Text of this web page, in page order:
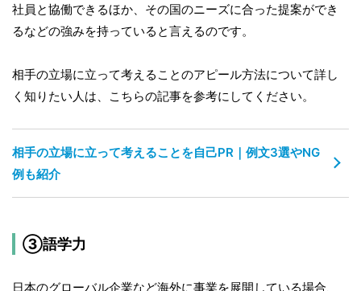
社員と協働できるほか、その国のニーズに合った提案ができ
るなどの強みを持っていると言えるのです。
相手の立場に立って考えることのアピール方法について詳し
く知りたい人は、こちらの記事を参考にしてください。
相手の立場に立って考えることを自己PR｜例文3選やNG
例も紹介
③語学力
日本のグローバル企業など海外に事業を展開している場合、